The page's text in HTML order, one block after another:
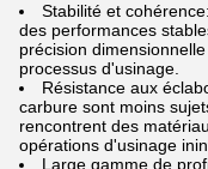
Stabilité et
des performances
précision
processus d'usinage.
Résistance aux
carbure sont moins
rencontrent des
opérations d'usinage
Large gamme de